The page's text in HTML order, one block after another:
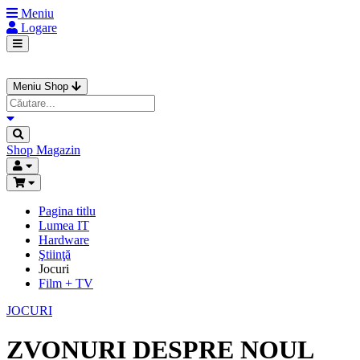
Meniu
Logare
Meniu Shop
Shop Magazin
Pagina titlu
Lumea IT
Hardware
Ştiinţă
Jocuri
Film + TV
JOCURI
ZVONURI DESPRE NOUL